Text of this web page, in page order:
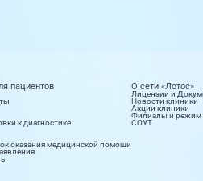
пациентов
к диагностике
оказания медицинской помощи
О сети «Лотос»
Лицензии и
Новости клиники
Акции клиники
Филиалы и режим
СОУТ